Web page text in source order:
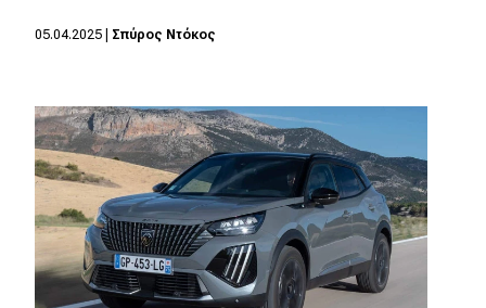
05.04.2025 Σπύρος Ντόκος